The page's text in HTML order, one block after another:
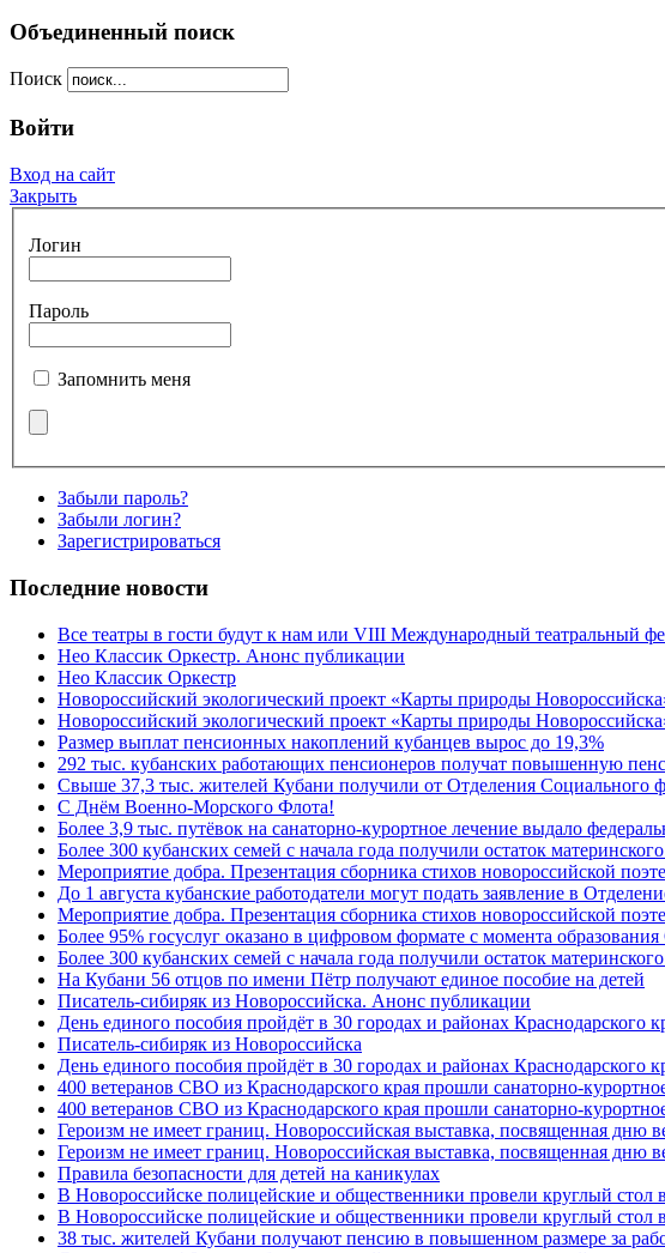
Объединенный поиск
Поиск
Войти
Вход на сайт
Закрыть
Логин
Пароль
Запомнить меня
Забыли пароль?
Забыли логин?
Зарегистрироваться
Последние новости
Все театры в гости будут к нам или VIII Международный театральный
Нео Классик Оркестр. Анонс публикации
Нео Классик Оркестр
Новороссийский экологический проект «Карты природы
Новороссийский экологический проект «Карты природы
Размер выплат пенсионных накоплений кубанцев вырос до 19,3%
292 тыс. кубанских работающих пенсионеров получат повышенную
Свыше 37,3 тыс. жителей Кубани получили от Отделения Социального
C Днём Военно-Морского Флота!
Более 3,9 тыс. путёвок на санаторно-курортное лечение выдало
Более 300 кубанских семей с начала года получили остаток
Мероприятие добра. Презентация сборника стихов новороссийской
До 1 августа кубанские работодатели могут подать заявление в
Мероприятие добра. Презентация сборника стихов новороссийской
Более 95% госуслуг оказано в цифровом формате с момента
Более 300 кубанских семей с начала года получили остаток
На Кубани 56 отцов по имени Пётр получают единое пособие на детей
Писатель-сибиряк из Новороссийска. Анонс публикации
День единого пособия пройдёт в 30 городах и районах Краснодарского
Писатель-сибиряк из Новороссийска
День единого пособия пройдёт в 30 городах и районах Краснодарского
400 ветеранов СВО из Краснодарского края прошли санаторно-
400 ветеранов СВО из Краснодарского края прошли санаторно-
Героизм не имеет границ. Новороссийская выставка, посвященная дню
Героизм не имеет границ. Новороссийская выставка, посвященная дню
Правила безопасности для детей на каникулах
В Новороссийске полицейские и общественники провели круглый
В Новороссийске полицейские и общественники провели круглый
38 тыс. жителей Кубани получают пенсию в повышенном размере за